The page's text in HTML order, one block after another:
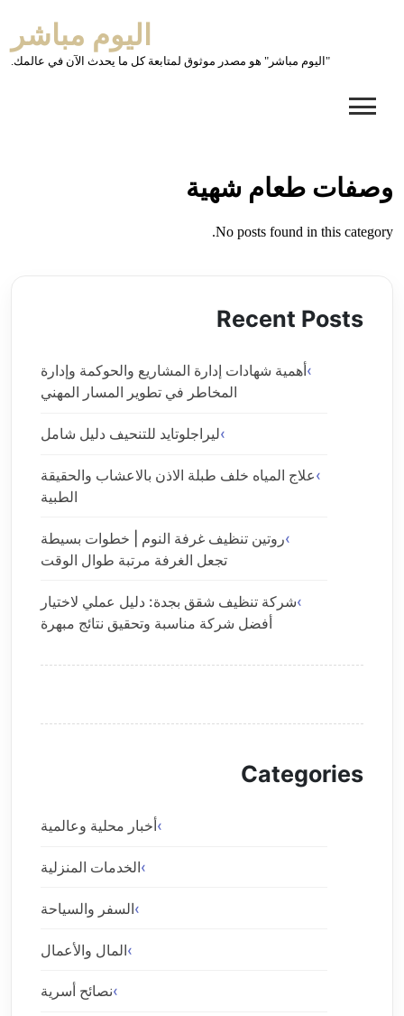
اليوم مباشر
"اليوم مباشر" هو مصدر موثوق لمتابعة كل ما يحدث الآن في عالمك.
وصفات طعام شهية
No posts found in this category.
Recent Posts
أهمية شهادات إدارة المشاريع والحوكمة وإدارة
المخاطر في تطوير المسار المهني
ليراجلوتايد للتنحيف دليل شامل
علاج المياه خلف طبلة الاذن بالاعشاب والحقيقة
الطبية
روتين تنظيف غرفة النوم | خطوات بسيطة
تجعل الغرفة مرتبة طوال الوقت
شركة تنظيف شقق بجدة: دليل عملي لاختيار
أفضل شركة مناسبة وتحقيق نتائج مبهرة
Categories
أخبار محلية وعالمية
الخدمات المنزلية
السفر والسياحة
المال والأعمال
نصائح أسرية